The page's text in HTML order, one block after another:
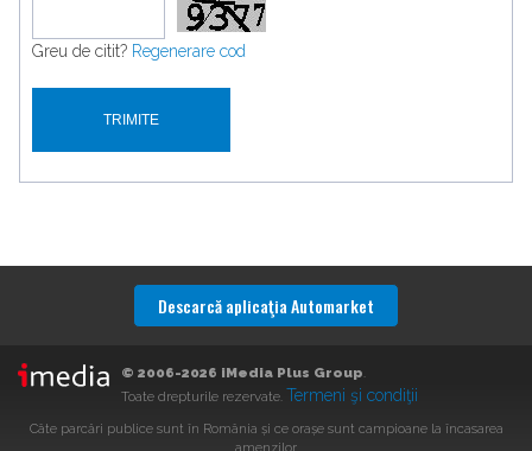
Greu de citit? Regenerare cod
Descarcă aplicaţia Automarket
© 2006-2026 iMedia Plus Group.
Toate drepturile rezervate. Termeni şi condiţii
Câte parcări publice sunt în România și ce orașe sunt campioane la încasarea